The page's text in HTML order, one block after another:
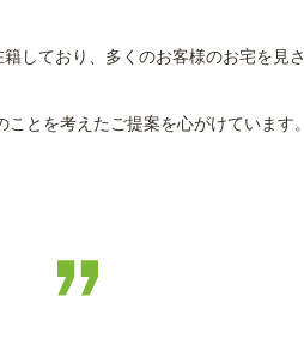
しており、多くのお客様のお宅を見さ
とを考えたご提案を心がけています。